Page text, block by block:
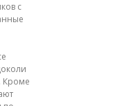
с
Кроме